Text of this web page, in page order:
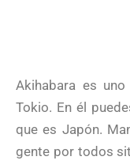
Akihabara es
Tokio. En él
que es Japón.
gente por todos